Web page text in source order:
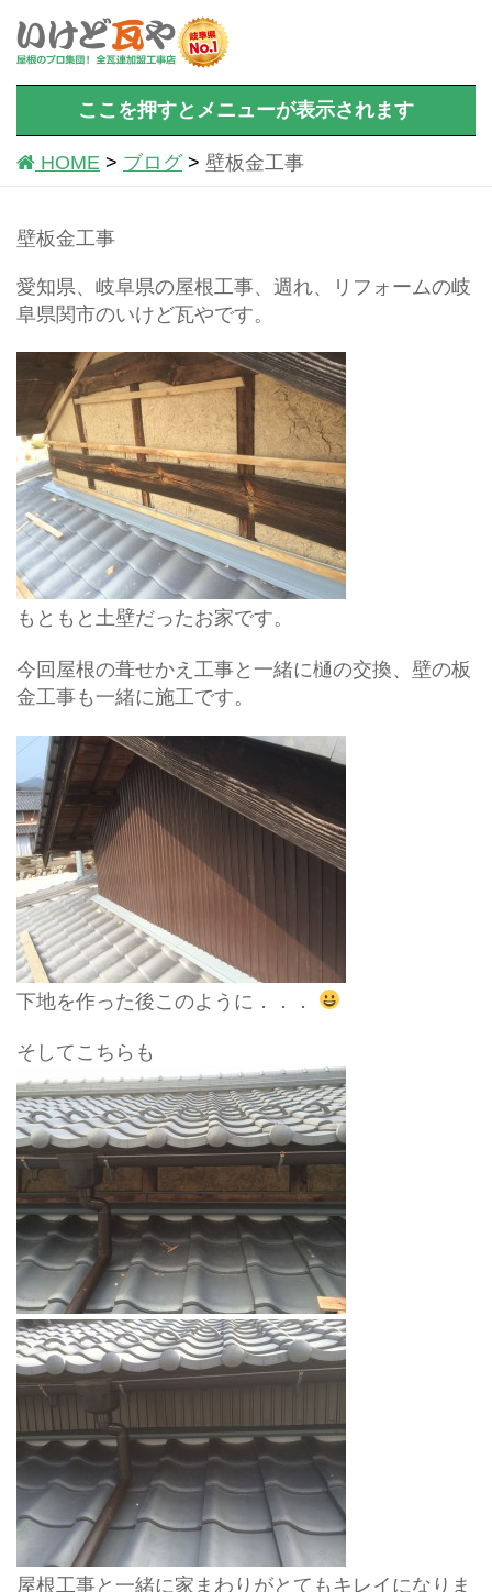
ここを押すとメニューが表示されます
HOME ブログ 壁板金工事
壁板金工事
愛知県、岐阜県の屋根工事、週れ、リフォームの岐
阜県関市のいけど瓦やです。
もともと土壁だったお家です。
今回屋根の葺せかえ工事と一緒に樋の交換、壁の板
金工事も一緒に施工です。
下地を作った後このように．．．
そしてこちらも
屋根工事と一緒に家まわりがとてもキレイになりま